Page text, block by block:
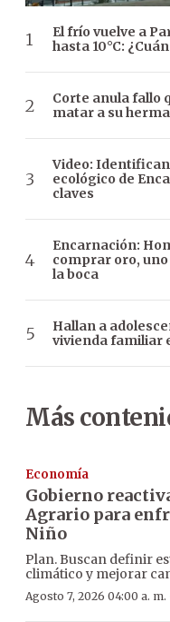
El frío vuelve a
hasta 10°C:
Corte anula fallo
matar a su
Video:
ecológico de
claves
Encarnación:
comprar oro,
la boca
Hallan a
vivienda familiar
Más
Economía
Gobierno
Agrario para
Niño
Plan. Buscan definir
climático y mejorar
Agosto 7, 2026 04:00 a. m.